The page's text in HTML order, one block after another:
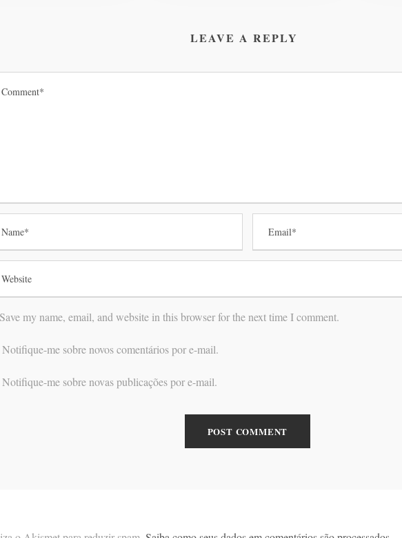
LEAVE A REPLY
Save my name, email, and website in this browser for the next time I comment.
Notifique-me sobre novos comentários por e-mail.
Notifique-me sobre novas publicações por e-mail.